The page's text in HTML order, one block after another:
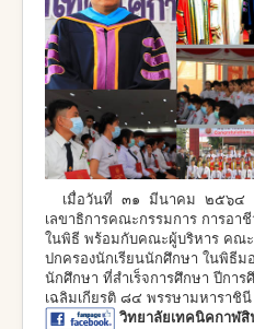
เมื่อวันที่ ๓๑ มีนาคม ๒๕๖๔
เลขาธิการคณะกรรมการ การอา
ในพิธี พร้อมกับคณะผู้บริหาร คณ
ปกครองนักเรียนนักศึกษา ในพิธีม
นักศึกษา ที่สำเร็จการศึกษา ปีก
เฉลิมเกียรติ ๘๔ พรรษามหาราชินี
วิทยาลัยเทคนิคกาฬ